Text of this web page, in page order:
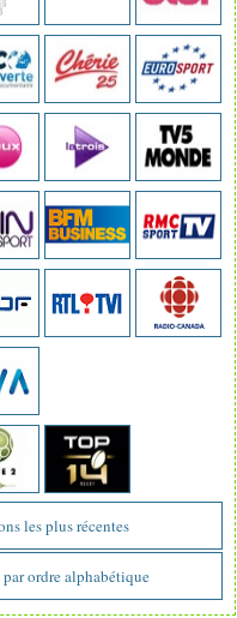
les plus récentes
ordre alphabétique